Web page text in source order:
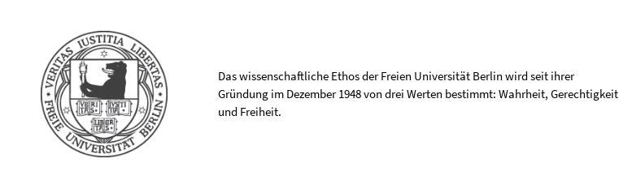
Das wissenschaftliche Ethos der Freien Universität Berlin wird seit ihrer
Gründung im Dezember 1948 von drei Werten bestimmt: Wahrheit, Gerechtigkeit
und Freiheit.